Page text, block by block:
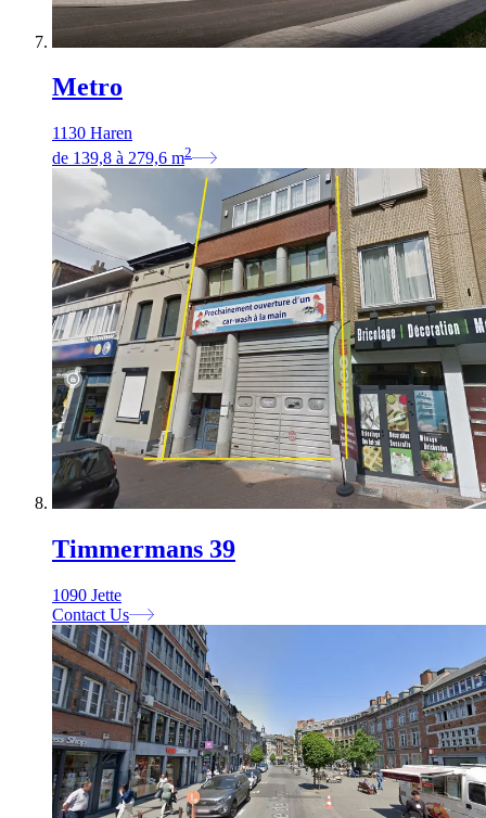
Metro
1130 Haren
de 139,8 à 279,6 m2
Timmermans 39
1090 Jette
Contact Us